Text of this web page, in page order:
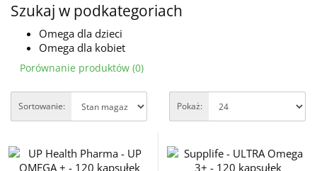
Szukaj w podkategoriach
Omega dla dzieci
Omega dla kobiet
Porównanie produktów (0)
Sortowanie: Pokaż: